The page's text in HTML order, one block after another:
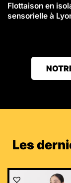
Flottaison en
sensorielle à
Les